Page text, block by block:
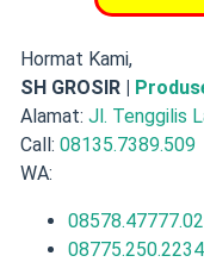
Hormat Kami,
SH GROSIR |
Alamat: Jl. Tenggilis
Call: 08135.7389.509
WA:
08578.47777.02
08775.250.2234